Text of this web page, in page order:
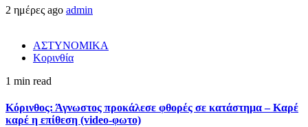
2 ημέρες ago admin
ΑΣΤΥΝΟΜΙΚΑ
Κορινθία
1 min read
Κόρινθος: Άγνωστος προκάλεσε φθορές σε κατάστημα – Καρέ
καρέ η επίθεση (video-φωτο)